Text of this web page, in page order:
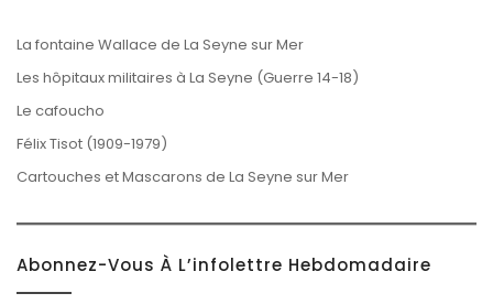
La fontaine Wallace de La Seyne sur Mer
Les hôpitaux militaires à La Seyne (Guerre 14-18)
Le cafoucho
Félix Tisot (1909-1979)
Cartouches et Mascarons de La Seyne sur Mer
Abonnez-Vous À L’infolettre Hebdomadaire